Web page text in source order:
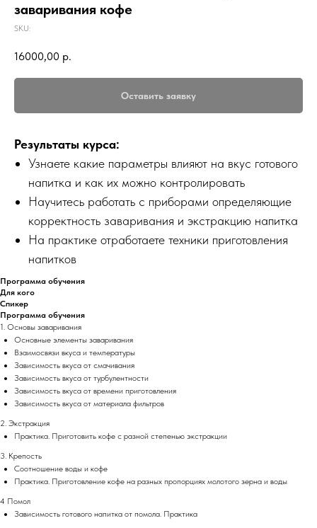
заваривания кофе
SKU:
16000,00 р.
Оставить заявку
Результаты курса:
Узнаете какие параметры влияют на вкус готового
напитка и как их можно контролировать
Научитесь работать с приборами определяющие
корректность заваривания и экстракцию напитка
На практике отработаете техники приготовления
напитков
Программа обучения
Для кого
Спикер
Программа обучения
1. Основы заваривания
Основные элементы заваривания
Взаимосвязи вкуса и температуры
Зависимость вкуса от смачивания
Зависимость вкуса от турбулентности
Зависимость вкуса от времени приготовления
Зависимость вкуса от материала фильтров
2. Экстракция
Практика. Приготовить кофе с разной степенью экстракции
3. Крепость
Соотношение воды и кофе
Практика. Приготовление кофе на разных пропорциях молотого зерна и воды
4 Помол
Зависимость готового напитка от помола. Практика